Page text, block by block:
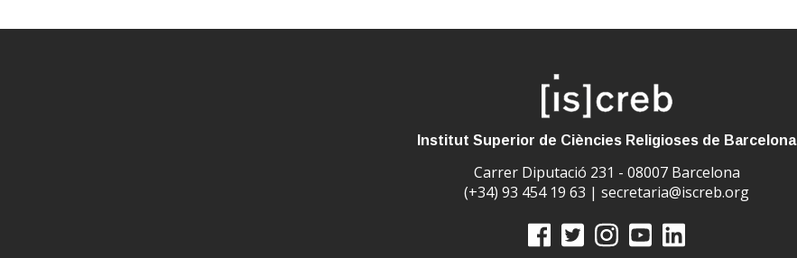
Institut Superior de Ciències Religioses de Barcelona
Carrer Diputació 231 - 08007 Barcelona
(+34) 93 454 19 63 | secretaria@iscreb.org